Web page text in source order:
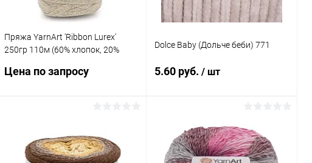
Пряжа YarnArt 'Ribbon Lurex'
250гр 110м (60% хлопок, 20%
металлик) (724 белое золото)
Цена по запросу
Купить в 1 клик Сравнение
Dolce Baby (Дольче беби) 771
5.60 руб./ шт
Купить в 1 клик Сравнение